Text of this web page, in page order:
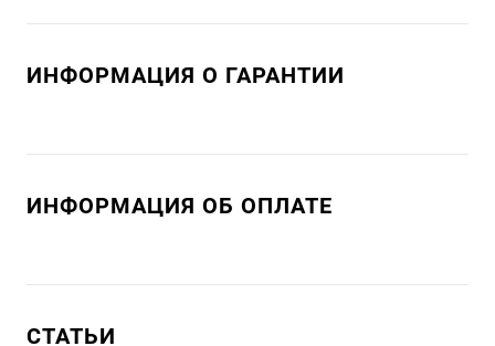
ИНФОРМАЦИЯ О ГАРАНТИИ
ИНФОРМАЦИЯ ОБ ОПЛАТЕ
СТАТЬИ